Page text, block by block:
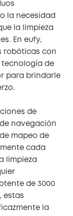
la necesidad
la limpieza
En eufy,
robóticas con
de
para brindarle
de
navegación
mapeo de
cada
limpieza
de 3000
estas
la